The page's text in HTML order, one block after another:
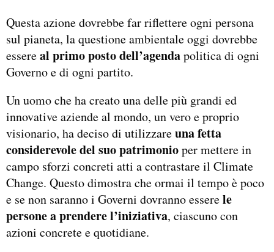
Questa azione dovrebbe far riflettere ogni persona
sul pianeta, la questione ambientale oggi dovrebbe
essereal primo posto dell’agendapolitica di ogni
Governo e di ogni partito.
Un uomo che ha creato una delle più grandi ed
innovative aziende al mondo, un vero e proprio
visionario, ha deciso di utilizzareuna fetta
considerevole del suo patrimonioper mettere in
campo sforzi concreti atti a contrastare il Climate
Change. Questo dimostra che ormai il tempo è poco
e se non saranno i Governi dovranno esserele
persone a prendere l’iniziativa, ciascuno con
azioni concrete e quotidiane.